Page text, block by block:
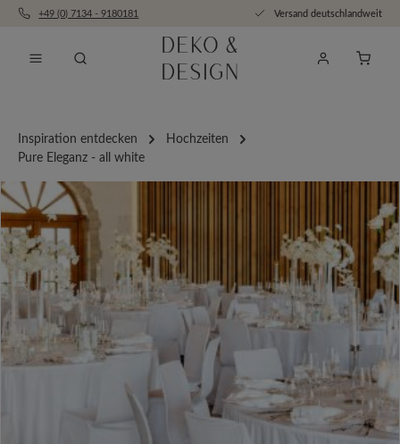
Zum Hauptinhalt springen
+49 (0) 7134 - 9180181 Versand deutschlandweit
Inspiration entdecken
Hochzeiten
Pure Eleganz - all white
Bildergalerie überspringen